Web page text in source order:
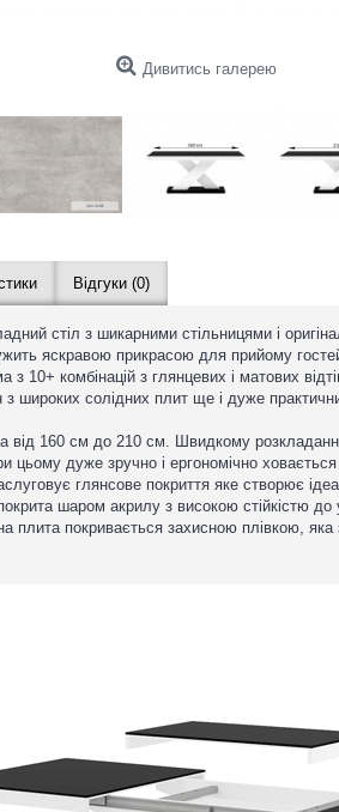
Дивитись галерею
Відгуки (0)
стіл з шикарними стільницями і
яскравою прикрасою для прийому
з 10+ комбінацій з глянцевих і матових
з широких солідних плит ще і дуже
від 160 см до 210 см. Швидкому
цьому дуже зручно і ергономічно
глянсове покриття яке створює
шаром акрилу з високою стійкістю до
плита покривається захисною плівкою,